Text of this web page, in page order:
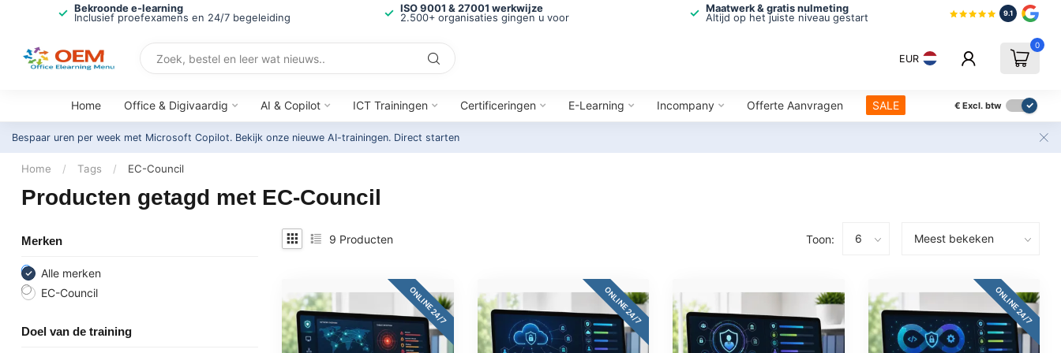
Bekroonde e-learning
Inclusief proefexamens en 24/7 begeleiding
ISO 9001 & 27001 werkwijze
2.500+ organisaties gingen u voor
Maatwerk & gratis nulmeting
Altijd op het juiste niveau gestart
9.1
EUR
0
Home Office & Digivaardig AI & Copilot ICT Trainingen Certificeringen E-Learning Incompany Offerte Aanvragen SALE € Excl. btw
Bespaar uren per week met Microsoft Copilot. Bekijk onze nieuwe AI-trainingen. Direct starten
Home / Tags / EC-Council
Producten getagd met EC-Council
Merken
Alle merken
EC-Council
Doel van de training
9 Producten Toon:
ONLINE 24/7 ONLINE 24/7 ONLINE 24/7